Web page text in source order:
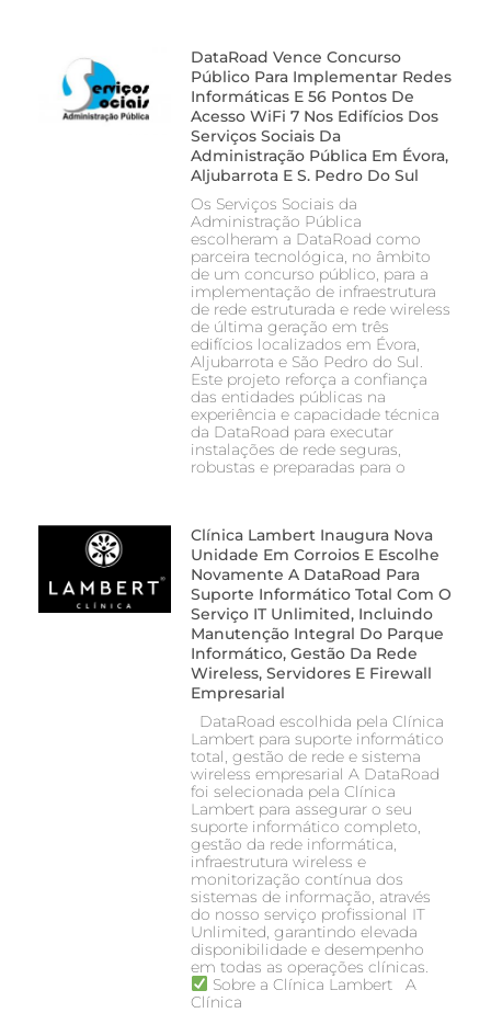
DataRoad Vence Concurso
Público Para Implementar Redes
Informáticas E 56 Pontos De
Acesso WiFi 7 Nos Edifícios Dos
Serviços Sociais Da
Administração Pública Em Évora,
Aljubarrota E S. Pedro Do Sul
Os Serviços Sociais da
Administração Pública
escolheram a DataRoad como
parceira tecnológica, no âmbito
de um concurso público, para a
implementação de infraestrutura
de rede estruturada e rede wireless
de última geração em três
edifícios localizados em Évora,
Aljubarrota e São Pedro do Sul.
Este projeto reforça a confiança
das entidades públicas na
experiência e capacidade técnica
da DataRoad para executar
instalações de rede seguras,
robustas e preparadas para o
Clínica Lambert Inaugura Nova
Unidade Em Corroios E Escolhe
Novamente A DataRoad Para
Suporte Informático Total Com O
Serviço IT Unlimited, Incluindo
Manutenção Integral Do Parque
Informático, Gestão Da Rede
Wireless, Servidores E Firewall
Empresarial
DataRoad escolhida pela Clínica
Lambert para suporte informático
total, gestão de rede e sistema
wireless empresarial A DataRoad
foi selecionada pela Clínica
Lambert para assegurar o seu
suporte informático completo,
gestão da rede informática,
infraestrutura wireless e
monitorização contínua dos
sistemas de informação, através
do nosso serviço profissional IT
Unlimited, garantindo elevada
disponibilidade e desempenho
em todas as operações clínicas.
Sobre a Clínica Lambert A
Clínica